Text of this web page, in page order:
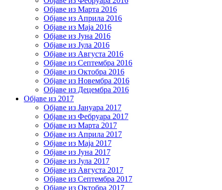
Објаве из Марта 2016
Објаве из Априла 2016
Објаве из Маја 2016
Објаве из Јуна 2016
Објаве из Јула 2016
Објаве из Августа 2016
Објаве из Септембра 2016
Објаве из Октобра 2016
Објаве из Новембра 2016
Објаве из Децембра 2016
Објаве из 2017
Објаве из Јануара 2017
Објаве из Фебруара 2017
Објаве из Марта 2017
Објаве из Априла 2017
Објаве из Маја 2017
Објаве из Јуна 2017
Објаве из Јула 2017
Објаве из Августа 2017
Објаве из Септембра 2017
Објаве из Октобра 2017